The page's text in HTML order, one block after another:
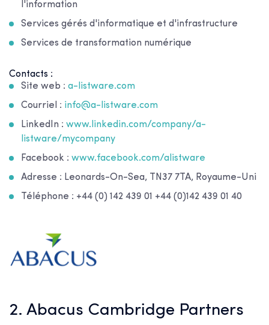
l'information
Services gérés d'informatique et d'infrastructure
Services de transformation numérique
Contacts :
Site web : a-listware.com
Courriel : info@a-listware.com
LinkedIn : www.linkedin.com/company/a-
listware/mycompany
Facebook : www.facebook.com/alistware
Adresse : Leonards-On-Sea, TN37 7TA, Royaume-Uni
Téléphone : +44 (0) 142 439 01 +44 (0)142 439 01 40
2. Abacus Cambridge Partners